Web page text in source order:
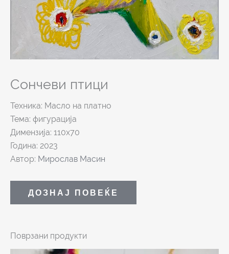
Сончеви птици
Техника: Масло на платно
Тема: фигурација
Димензија: 110х70
Година: 2023
Автор: Мирослав Масин
ДОЗНАЈ ПОВЕЌЕ
Поврзани продукти